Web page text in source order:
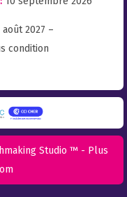
août 2027 –
condition
Studio ™ - Plus